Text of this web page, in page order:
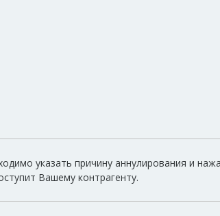
указать причину аннулирования и
Вашему контрагенту.